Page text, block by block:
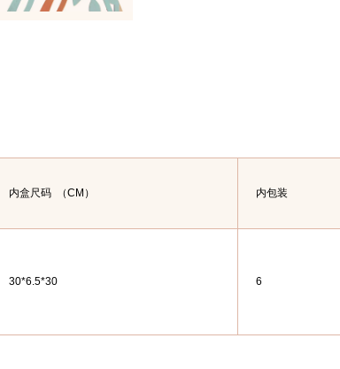
内盒尺码 （CM） 内包装
30*6.5*30 6